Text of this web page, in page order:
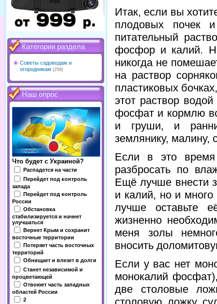
Категории раздела
Советы садоводам и
огородникам [258]
Наш опрос
Что будет с Украиной?
Распадется на части
Перейдет под контроль
запада
Перейдет под контроль
России
Обстановка
стабилизируется и начнет
улучшаться
Вернет Крым и сохранит
восточные территории
Потеряет часть восточных
территорий
Обнищает и влезет в долги
Станет независимой и
процветающей
Отвоюет часть западных
областей России
2
Итак, если вы
плодовых почек
питательный
фосфор и калий.
никогда не
на раствор
пластиковых
этот раствор
фосфат и кормлю
и груши, и
землянику, малину,
Если в это
разбросать по
Ещё лучше внести
и калий, но и
лучше оставьте
жизненно
меня золы
вносить
Если у вас нет
монокалий
две столовые
столовую ложку